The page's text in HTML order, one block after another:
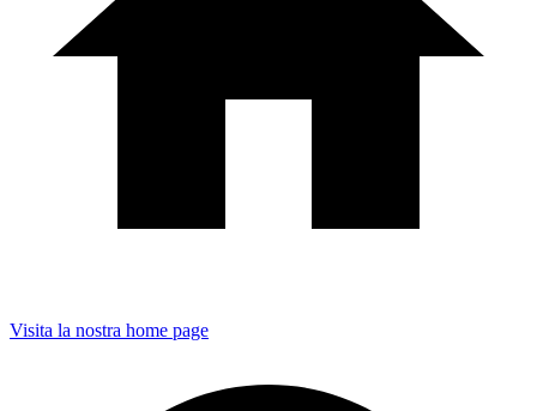
Visita la nostra home page